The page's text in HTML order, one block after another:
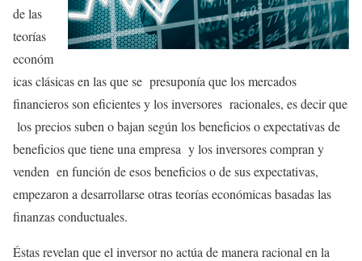
de las
teorías
económ
icas clásicas en las que se presuponía que los mercados
financieros son eficientes y los inversores racionales, es decir que
los precios suben o bajan según los beneficios o expectativas de
beneficios que tiene una empresa y los inversores compran y
venden en función de esos beneficios o de sus expectativas,
empezaron a desarrollarse otras teorías económicas basadas las
finanzas conductuales.
Éstas revelan que el inversor no actúa de manera racional en la